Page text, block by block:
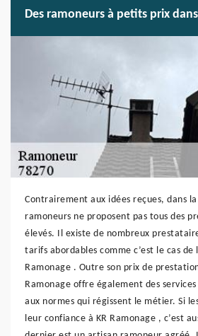
Des ramoneurs à petits prix
Contrairement aux idées reçues, dans
ramoneurs ne proposent pas tous des
élevés. Il existe de nombreux
tarifs abordables comme c’est le cas de
Ramonage . Outre son prix de
Ramonage offre également des
aux normes qui régissent le métier. Si
leur confiance à KR Ramonage , c’est